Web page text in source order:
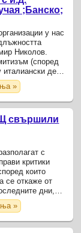
;Банско;
у нас
Николов.
(според
деца
лагер в
»
свършили
с
критики
които
се откаже от
дни,
БТА.
»